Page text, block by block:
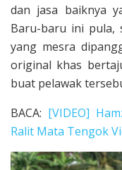
dan jasa baiknya
Baru-baru ini pula,
yang mesra
original khas
buat pelawak
BACA: [VIDEO]
Ralit Mata Tengok